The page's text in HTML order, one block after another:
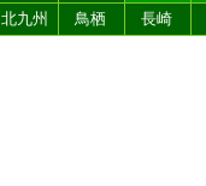
北九州 鳥栖 長崎